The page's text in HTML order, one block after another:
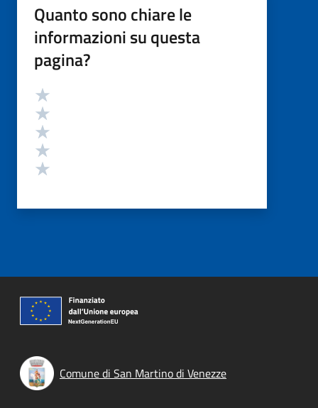
Quanto sono chiare le
informazioni su questa
pagina?
Valutazione
Comune di San Martino di Venezze